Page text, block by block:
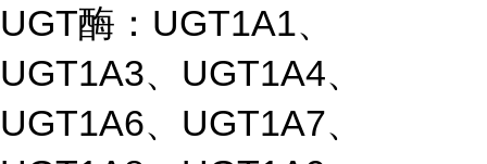
UGT酶：UGT1A1、
UGT1A3、UGT1A4、
UGT1A6、UGT1A7、